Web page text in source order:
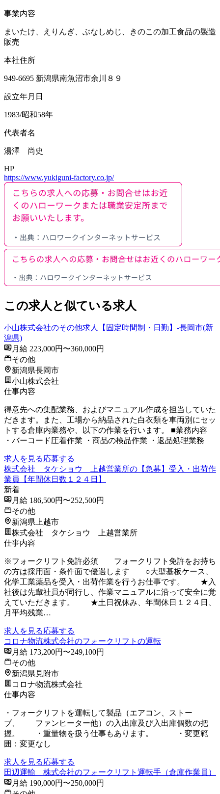
事業内容
まいたけ、えりんぎ、ぶなしめじ、きのこの加工食品の製造
販売
本社住所
949-6695 新潟県南魚沼市余川８９
設立年月日
1983/昭和58年
代表者名
湯澤 尚史
HP
https://www.yukiguni-factory.co.jp/
この求人と似ている求人
小山株式会社のその他求人【固定時間制・日勤】-長岡市(新
潟県)
月給 223,000円〜360,000円
その他
新潟県長岡市
小山株式会社
仕事内容
得意先への集配業務、およびマニュアル作成を担当していた
だきます。また、工場から納品された白衣類を車両別にセッ
トする倉庫内業務や、以下の作業を行います。 ■業務内容
・バーコード圧着作業 ・商品の検品作業 ・返品処理業務
求人を見る応募する
株式会社 タケショウ 上越営業所の【急募】受入・出荷作
業員【年間休日数１２４日】
新着
月給 186,500円〜252,500円
その他
新潟県上越市
株式会社 タケショウ 上越営業所
仕事内容
※フォークリフト免許必須 フォークリフト免許をお持ち
の方は採用面・条件面で優遇します ○大型基板ケース、
化学工業薬品を受入・出荷作業を行うお仕事です。 ★入
社後は先輩社員が同行し、作業マニュアルに沿って安全に覚
えていただきます。 ★土日祝休み、年間休日１２４日、
月平均残業…
求人を見る応募する
コロナ物流株式会社のフォークリフトの運転
月給 173,200円〜249,100円
その他
新潟県見附市
コロナ物流株式会社
仕事内容
・フォークリフトを運転して製品（エアコン、ストー
ブ、 ファンヒーター他）の入出庫及び入出庫個数の把
握。 ・重量物を扱う仕事もあります。 ・変更範
囲：変更なし
求人を見る応募する
田辺運輸 株式会社のフォークリフト運転手（倉庫作業員）
月給 190,000円〜250,000円